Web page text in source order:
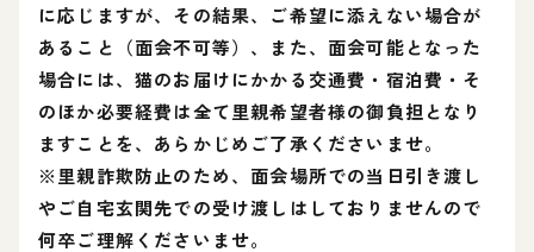
に応じますが、その結果、ご希望に添えない場合が
あること（面会不可等）、また、面会可能となった
場合には、猫のお届けにかかる交通費・宿泊費・そ
のほか必要経費は全て里親希望者様の御負担となり
ますことを、あらかじめご了承くださいませ。
※里親詐欺防止のため、面会場所での当日引き渡し
やご自宅玄関先での受け渡しはしておりませんので
何卒ご理解くださいませ。